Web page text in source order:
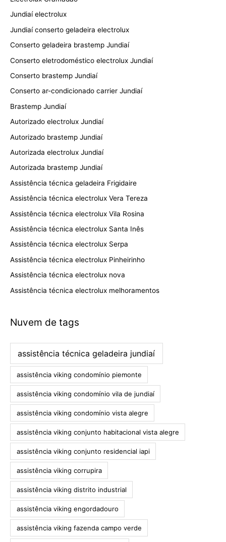
Jundiaí electrolux
Jundiaí conserto geladeira electrolux
Conserto geladeira brastemp Jundiaí
Conserto eletrodoméstico electrolux Jundiaí
Conserto brastemp Jundiaí
Conserto ar-condicionado carrier Jundiaí
Brastemp Jundiaí
Autorizado electrolux Jundiaí
Autorizado brastemp Jundiaí
Autorizada electrolux Jundiaí
Autorizada brastemp Jundiaí
Assistência técnica geladeira Frigidaire
Assistência técnica electrolux Vera Tereza
Assistência técnica electrolux Vila Rosina
Assistência técnica electrolux Santa Inês
Assistência técnica electrolux Serpa
Assistência técnica electrolux Pinheirinho
Assistência técnica electrolux nova
Assistência técnica electrolux melhoramentos
Nuvem de tags
assistência técnica geladeira jundiaí
assistência viking condomínio piemonte
assistência viking condomínio vila de jundiaí
assistência viking condomínio vista alegre
assistência viking conjunto habitacional vista alegre
assistência viking conjunto residencial iapi
assistência viking corrupira
assistência viking distrito industrial
assistência viking engordadouro
assistência viking fazenda campo verde